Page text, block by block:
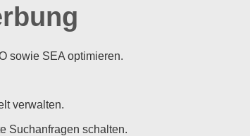
sowie SEA optimieren.
verwalten.
Suchanfragen schalten.